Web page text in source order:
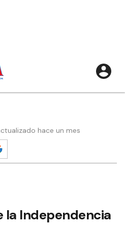
hace un mes
la Independencia